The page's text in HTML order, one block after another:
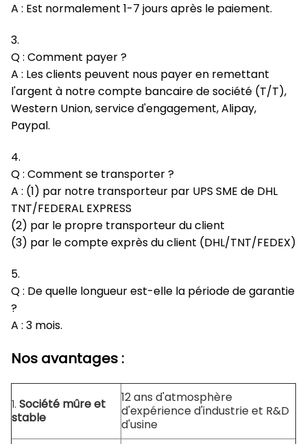
A : Est normalement 1-7 jours après le paiement.
3.
Q : Comment payer ?
A : Les clients peuvent nous payer en remettant
l'argent à notre compte bancaire de société (T/T),
Western Union, service d'engagement, Alipay,
Paypal.
4.
Q : Comment se transporter ?
A : (1) par notre transporteur par UPS SME de DHL
TNT/FEDERAL EXPRESS
(2) par le propre transporteur du client
(3) par le compte exprès du client (DHL/TNT/FEDEX)
5.
Q : De quelle longueur est-elle la période de garantie
?
A : 3 mois.
Nos avantages :
1. Société mûre et
stable
12 ans d'atmosphère
d'expérience d'industrie et R&D
d'usine